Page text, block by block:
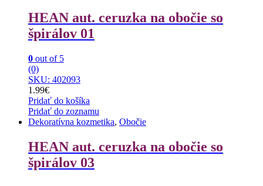
HEAN aut. ceruzka na obočie so
špirálov 01
0 out of 5
(0)
SKU: 402093
1.99€
Pridať do košíka
Pridať do zoznamu
Dekoratívna kozmetika, Obočie
HEAN aut. ceruzka na obočie so
špirálov 03